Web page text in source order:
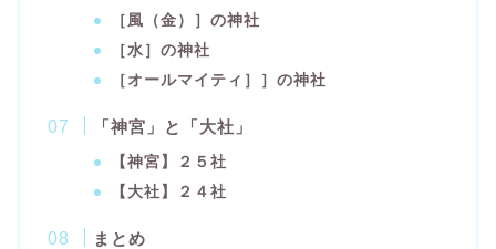
［風（金）］の神社
［水］の神社
［オールマイティ］］の神社
「神宮」と「大社」
【神宮】２５社
【大社】２４社
まとめ